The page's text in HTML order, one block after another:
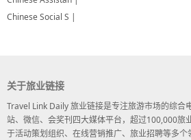
Chinese Social S |
关于旅业链接
Travel Link Daily 旅业链接是专注旅游市场的综合
站、微信、会奖刊四大媒体平台，超过100,000旅
于活动策划组织、在线营销推广、旅业招聘等多